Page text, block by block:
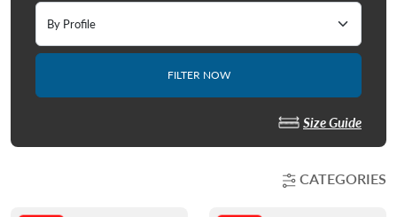
FILTER NOW
Size Guide
CATEGORIES